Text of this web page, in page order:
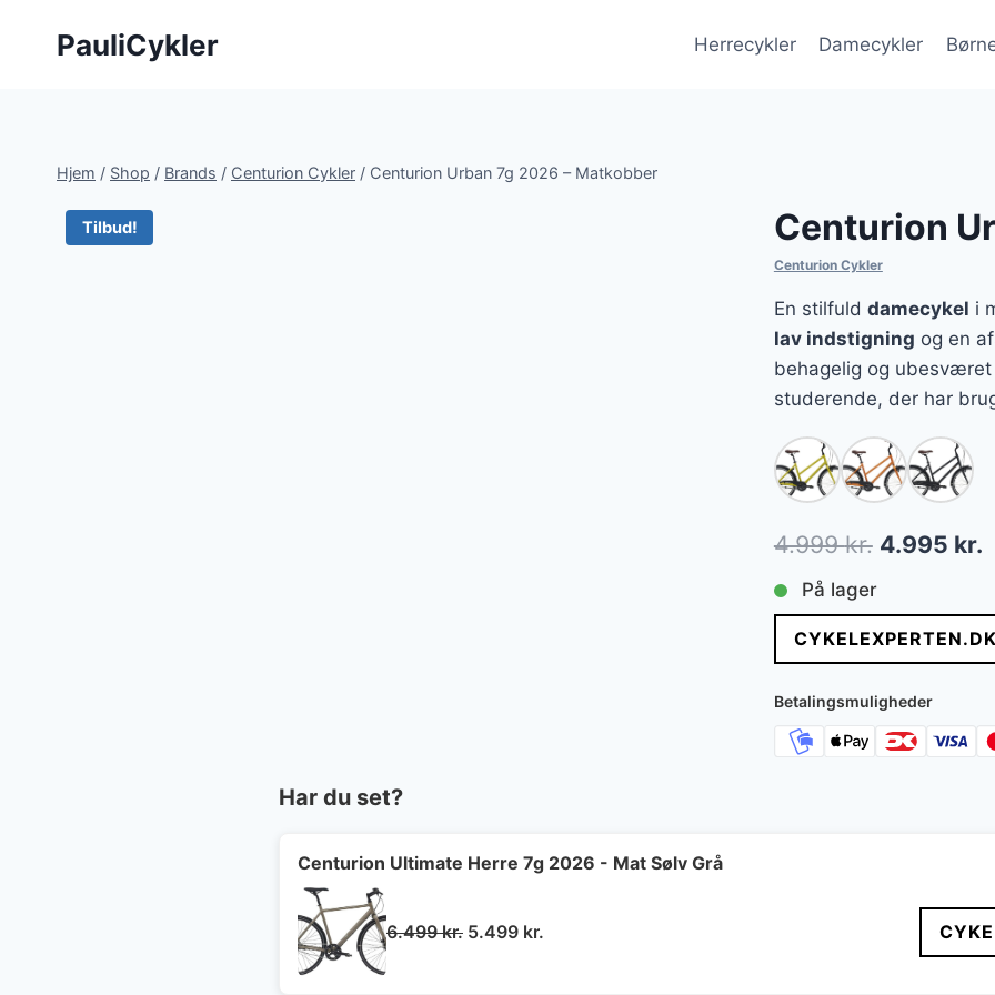
PauliCykler Herrecykler Damecykler
Hjem / Shop / Brands / Centurion Cykler / Centurion Urban 7g 2026 – Matkobber
Tilbud! Centurion
Centurion Cykler
En stilfuld damecykel i
lav indstigning og en
behagelig og
studerende, der har
4.999kr. Den
pris
var:
4.999 kr..
4.995 kr.
På lager
Betalingsmuligheder
Har du set?
Centurion Ultimate Herre 7g 2026 - Mat Sølv Grå
6.499kr. Den
5.499 kr.